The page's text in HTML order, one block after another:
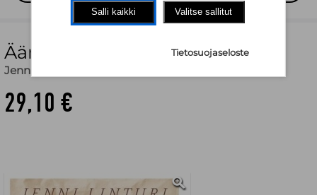
Äärimmäisellä laidalla
Jenni Linturi
29,10 €
Salli kaikki Valitse sallitut
Tietosuojaseloste